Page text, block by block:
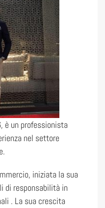
è un professionista
nel settore
iniziata la sua
di responsabilità in
. La sua crescita